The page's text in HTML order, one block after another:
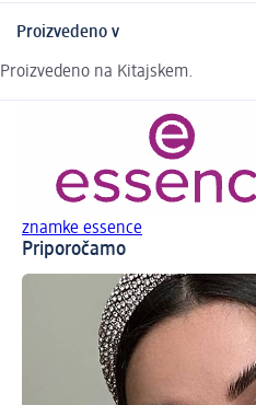
Proizvedeno v
Proizvedeno na Kitajskem.
znamke essence
Priporočamo